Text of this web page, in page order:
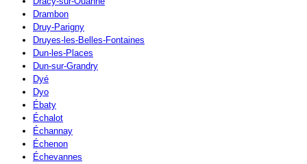
Drambon
Druy-Parigny
Druyes-les-Belles-Fontaines
Dun-les-Places
Dun-sur-Grandry
Dyé
Dyo
Ébaty
Échalot
Échannay
Échenon
Échevannes